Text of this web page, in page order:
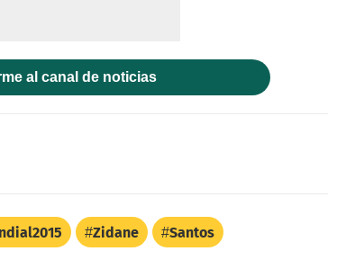
al canal de noticias
Zidane Santos